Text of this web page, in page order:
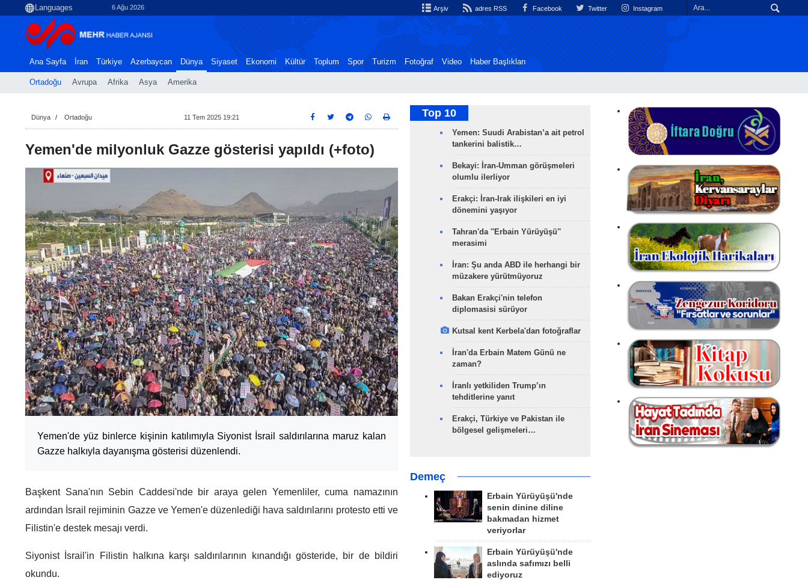
6 Ağu 2026 Arşiv adres RSS Facebook Twitter Instagram
Ana Sayfa İran Türkiye Azerbaycan Dünya
Ortadoğu Avrupa Afrika Asya Amerika
Siyaset Ekonomi Kültür Toplum Spor Turizm Fotoğraf Video Haber Başlıkları
Dünya Ortadoğu 11 Tem 2025 19:21
Yemen'de milyonluk Gazze gösterisi yapıldı (+foto)
Yemen'de yüz binlerce kişinin katılımıyla Siyonist İsrail saldırılarına maruz kalan
Gazze halkıyla dayanışma gösterisi düzenlendi.
Başkent Sana'nın Sebin Caddesi'nde bir araya gelen Yemenliler, cuma namazının
ardından İsrail rejiminin Gazze ve Yemen'e düzenlediği hava saldırılarını protesto etti ve
Filistin'e destek mesajı verdi.
Siyonist İsrail'in Filistin halkına karşı saldırılarının kınandığı gösteride, bir de bildiri
okundu.
Top 10
Yemen: Suudi Arabistan’a ait petrol
tankerini balistik…
Bekayi: İran-Umman görüşmeleri
olumlu ilerliyor
Erakçi: İran-Irak ilişkileri en iyi
dönemini yaşıyor
Tahran'da ''Erbain Yürüyüşü''
merasimi
İran: Şu anda ABD ile herhangi bir
müzakere yürütmüyoruz
Bakan Erakçi'nin telefon
diplomasisi sürüyor
Kutsal kent Kerbela'dan fotoğraflar
İran'da Erbain Matem Günü ne
zaman?
İranlı yetkiliden Trump’ın
tehditlerine yanıt
Erakçi, Türkiye ve Pakistan ile
bölgesel gelişmeleri…
Demeç
Erbain Yürüyüşü'nde
senin dinine diline
bakmadan hizmet
veriyorlar
Erbain Yürüyüşü'nde
aslında safımızı belli
ediyoruz